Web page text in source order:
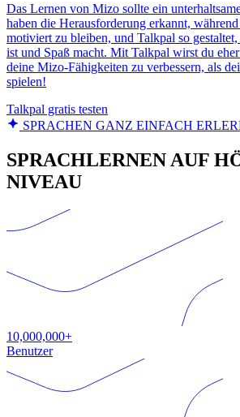
Das Lernen von Mizo sollte ein
haben die Herausforderung erkannt,
motiviert zu bleiben, und Talkpal so gestaltet,
ist und Spaß macht. Mit Talkpal wirst du
deine Mizo-Fähigkeiten zu verbessern, als
spielen!
Talkpal gratis testen
SPRACHEN GANZ EINFACH
SPRACHLERNEN AUF
NIVEAU
10,000,000+
Benutzer